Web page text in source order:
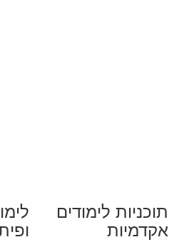
תוכניות לימודים
אקדמיות